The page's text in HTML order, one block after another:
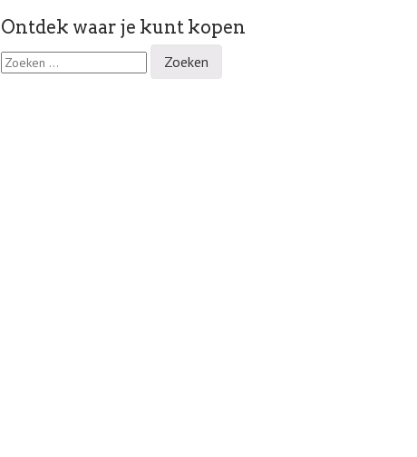
Ontdek waar je kunt kopen
Z
o